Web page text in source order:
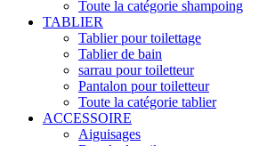
Toute la catégorie shampoing
TABLIER
Tablier pour toilettage
Tablier de bain
sarrau pour toiletteur
Pantalon pour toiletteur
Toute la catégorie tablier
ACCESSOIRE
Aiguisages